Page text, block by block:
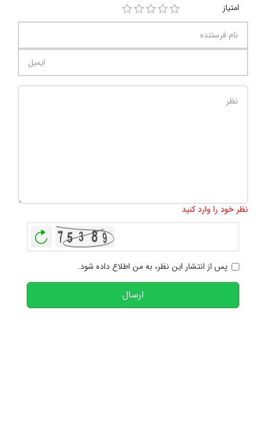
امتیاز
نظر خود را وارد کنید
پس از انتشار این نظر، به من اطلاع داده شود.
ارسال